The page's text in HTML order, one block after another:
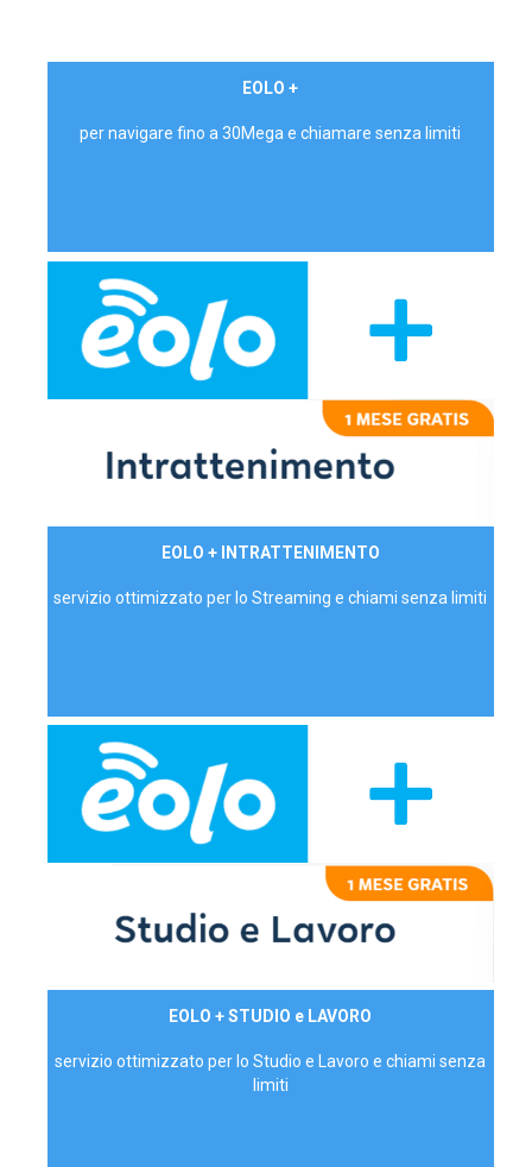
EOLO +
per navigare fino a 30Mega e chiamare senza limiti
EOLO + INTRATTENIMENTO
servizio ottimizzato per lo Streaming e chiami senza limiti
EOLO + STUDIO e LAVORO
servizio ottimizzato per lo Studio e Lavoro e chiami senza
limiti